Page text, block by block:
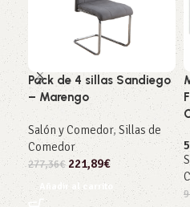
Pack de 4 sillas Sandiego
– Marengo
Salón y Comedor, Sillas de
Comedor
277,36€ 221,89€
Añadir al carrito
5